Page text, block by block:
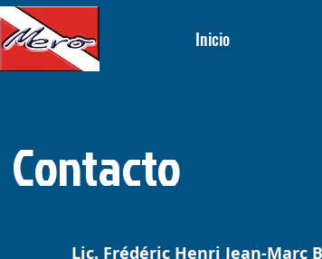
Inicio
Contacto
Lic. Frédéric Henri Jean-Marc